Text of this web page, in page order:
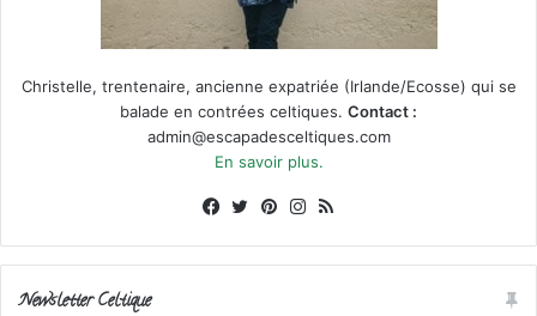
Christelle, trentenaire, ancienne expatriée (Irlande/Ecosse) qui se
balade en contrées celtiques. Contact :
admin@escapadesceltiques.com
En savoir plus.
Facebook
X PinterestInstagram
Newsletter Celtique